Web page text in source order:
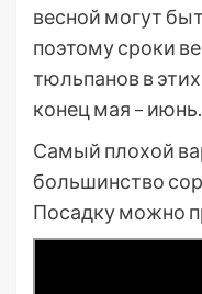
весной могут
поэтому сроки
тюльпанов в
конец мая – июнь.
Самый плохой
большинство
Посадку можно